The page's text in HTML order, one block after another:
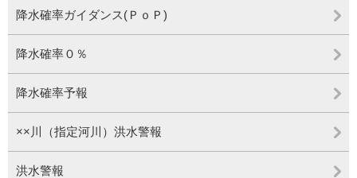
降水確率ガイダンス(ＰｏＰ)
降水確率０％
降水確率予報
××川（指定河川）洪水警報
洪水警報